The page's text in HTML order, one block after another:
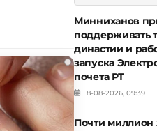
i
Минниханов
поддерживать
династии и
запуска
почета РТ
8-08-2026, 09:39
Почти миллион